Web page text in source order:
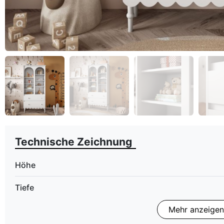
Zurück
Technische Zeichnung
Höhe
Tiefe
Mehr anzeigen